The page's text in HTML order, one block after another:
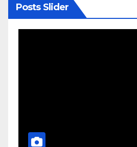
Posts Slider